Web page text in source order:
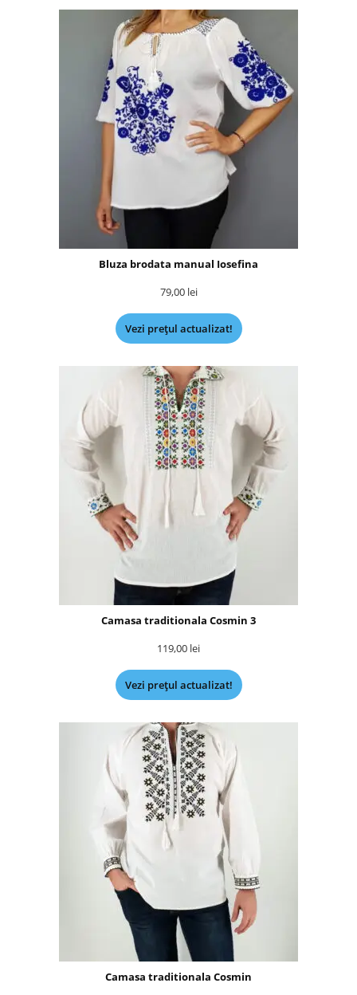
Bluza brodata manual Iosefina
79,00 lei
Vezi prețul actualizat!
Camasa traditionala Cosmin 3
119,00 lei
Vezi prețul actualizat!
Camasa traditionala Cosmin